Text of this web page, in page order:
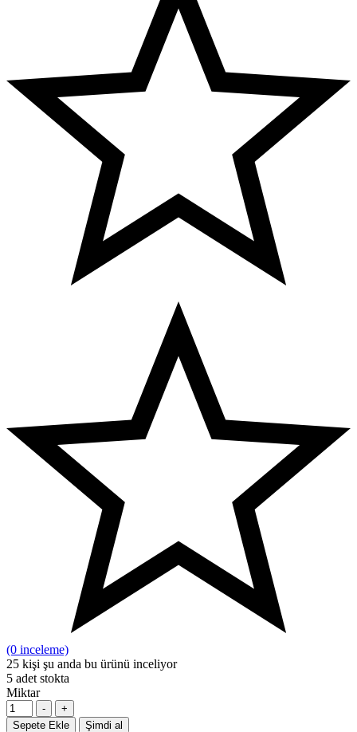
(0 inceleme)
25 kişi şu anda bu ürünü inceliyor
5 adet stokta
Miktar
-
+
Sepete Ekle
Şimdi al